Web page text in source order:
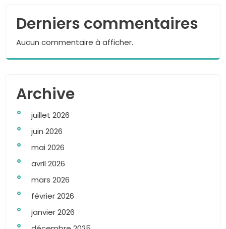
Derniers commentaires
Aucun commentaire à afficher.
Archive
juillet 2026
juin 2026
mai 2026
avril 2026
mars 2026
février 2026
janvier 2026